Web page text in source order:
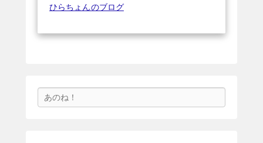
ひらちょんのブログ
索